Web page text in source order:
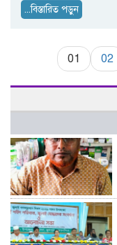
...বিস্তারিত পড়ুন
01 02